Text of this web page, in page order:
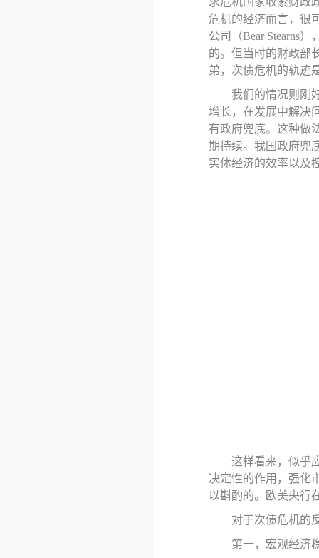
危机的经济而言，很
公司
（Bear Stearns）
的。但当时的财政部
弟，次债危机的轨迹
我们的情况则 刚
增长，在发展中解决
有政府兜底。这种做
期持续。我国政府兜
实体经济的效率以及
这样看来，似乎
决定性的作用，强化
以斟酌的。欧美央行
对于次债危机的
第一， 宏观经济